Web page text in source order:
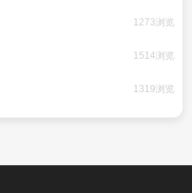
1273浏览
1514浏览
1319浏览